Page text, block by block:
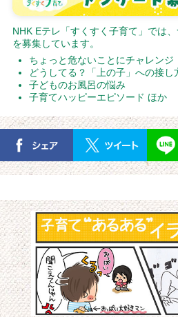
NHK Eテレ「すくすく子育て」では
を募集しています。
ちょっと危ないことにチャレンジ
どうしてる？「上の子」への接し
子どものお風呂の悩み
子育てハッピーエピソード ほか